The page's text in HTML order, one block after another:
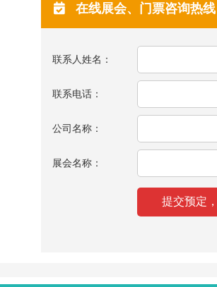
在线展会、门票咨询热
联系人姓名：
联系电话：
公司名称：
展会名称：